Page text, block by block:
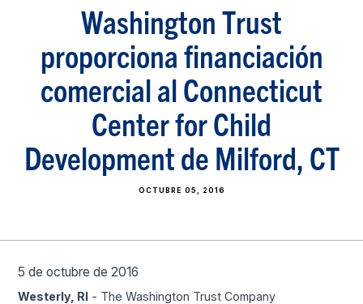
Washington Trust
proporciona financiación
comercial al Connecticut
Center for Child
Development de Milford, CT
OCTUBRE 05, 2016
5 de octubre de 2016
Westerly, RI - The Washington Trust Company